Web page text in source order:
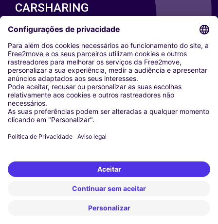
CARSHARING
NOSSAS CIDADES
Washington DC
Milan
Rome
Turin
Vienna
Berlin
Cologne
Dusseldorf
Frankfurt
Munich